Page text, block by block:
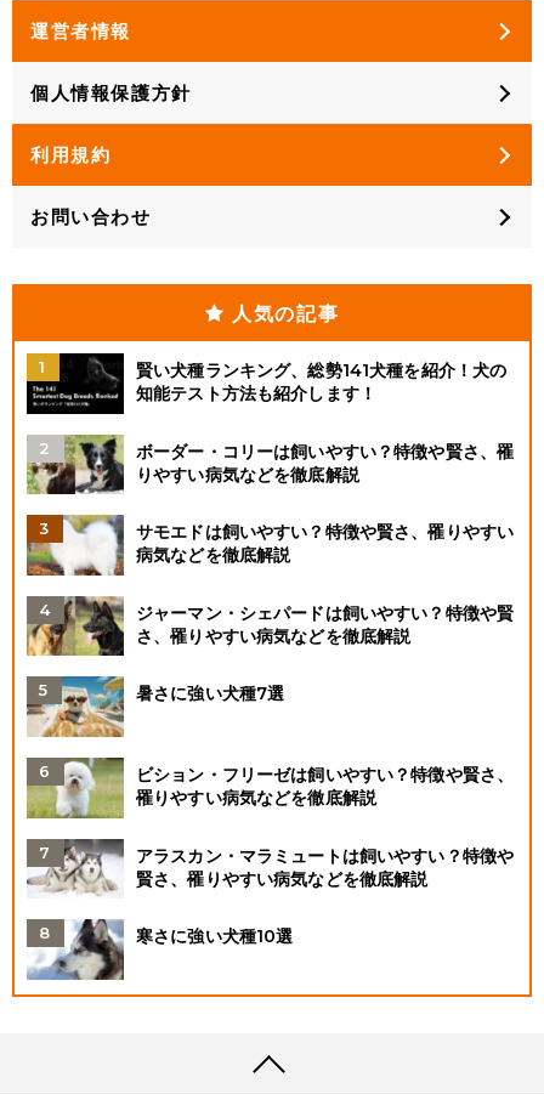
運営者情報
個人情報保護方針
利用規約
お問い合わせ
人気の記事
賢い犬種ランキング、総勢141犬種を紹介！犬の
知能テスト方法も紹介します！
ボーダー・コリーは飼いやすい？特徴や賢さ、罹
りやすい病気などを徹底解説
サモエドは飼いやすい？特徴や賢さ、罹りやすい
病気などを徹底解説
ジャーマン・シェパードは飼いやすい？特徴や賢
さ、罹りやすい病気などを徹底解説
暑さに強い犬種7選
ビション・フリーゼは飼いやすい？特徴や賢さ、
罹りやすい病気などを徹底解説
アラスカン・マラミュートは飼いやすい？特徴や
賢さ、罹りやすい病気などを徹底解説
寒さに強い犬種10選